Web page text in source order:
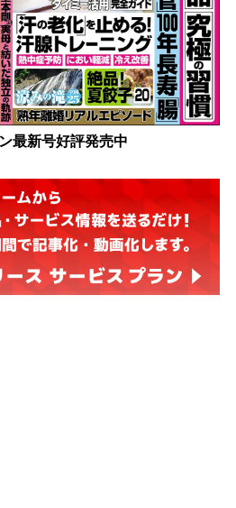
最新号好評発売中